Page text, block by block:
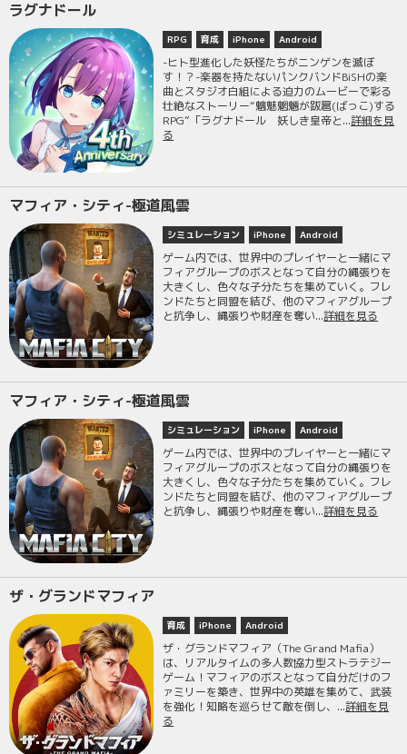
ラグナドール
RPG 育成 iPhone Android
-ヒト型進化した妖怪たちがニンゲンを滅ぼ
す！？-楽器を持たないパンクバンドBiSHの楽
曲とスタジオ白組による迫力のムービーで彩る
壮絶なストーリー“魑魅魍魎が跋扈(ばっこ)する
RPG”「ラグナドール 妖しき皇帝と...詳細を見
る
マフィア・シティ-極道風雲
シミュレーション iPhone Android
ゲーム内では、世界中のプレイヤーと一緒にマ
フィアグループのボスとなって自分の縄張りを
大きくし、色々な子分たちを集めていく。フレ
ンドたちと同盟を結び、他のマフィアグループ
と抗争し、縄張りや財産を奪い...詳細を見る
マフィア・シティ-極道風雲
シミュレーション iPhone Android
ゲーム内では、世界中のプレイヤーと一緒にマ
フィアグループのボスとなって自分の縄張りを
大きくし、色々な子分たちを集めていく。フレ
ンドたちと同盟を結び、他のマフィアグループ
と抗争し、縄張りや財産を奪い...詳細を見る
ザ・グランドマフィア
育成 iPhone Android
ザ・グランドマフィア（The Grand Mafia）
は、リアルタイムの多人数協力型ストラテジー
ゲーム！マフィアのボスとなって自分だけのフ
ァミリーを築き、世界中の英雄を集めて、武装
を強化！知略を巡らせて敵を倒し、...詳細を見
る